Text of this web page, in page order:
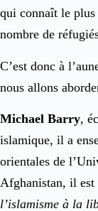
qui connaît le
nombre de
C’est donc à
nous allons
Michael Barry,
islamique, il a
orientales de
Afghanistan, il est
l’islamisme à la